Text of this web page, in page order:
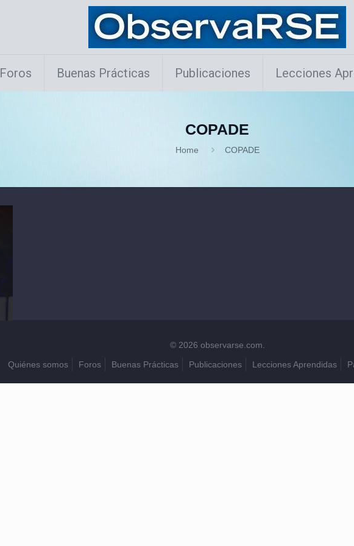
Foros Buenas Prácticas Publicaciones Lecciones
COPADE
Home COPADE
© 2026 observarse.com.
Quiénes somos
Foros Buenas Prácticas Publicaciones Lecciones Aprendidas